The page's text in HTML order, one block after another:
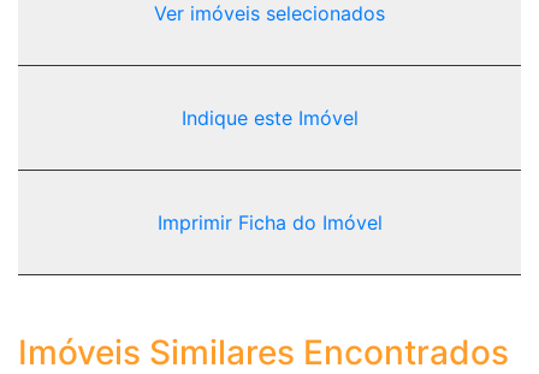
Ver imóveis selecionados
Indique este Imóvel
Imprimir Ficha do Imóvel
Imóveis Similares Encontrados